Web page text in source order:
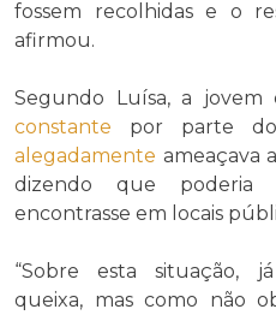
fossem recolhidas e o
afirmou.
Segundo Luísa, a jovem
constante por parte do
alegadamente ameaçava
dizendo que
encontrasse em locais
“Sobre esta situação,
queixa, mas como não